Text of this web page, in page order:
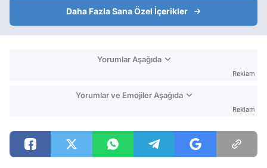
Daha Fazla Sana Özel İçerikler
Yorumlar Aşağıda
Reklam
Yorumlar ve Emojiler Aşağıda
Reklam